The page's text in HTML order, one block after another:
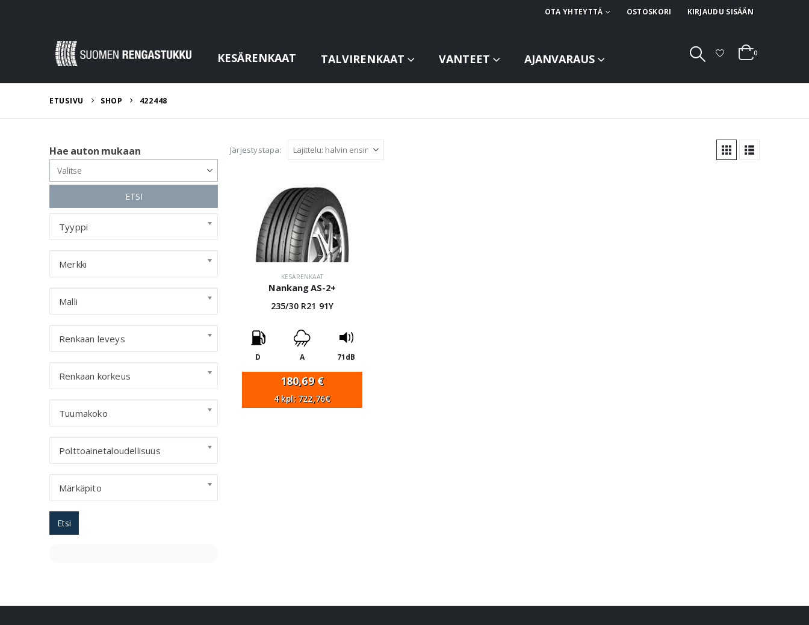
OTA YHTEYTTÄ OSTOSKORI KIRJAUDU SISÄÄN
KESÄRENKAAT TALVIRENKAAT VANTEET AJANVARAUS 0
ETUSIVU SHOP 422448
Järjestystapa:
KESÄRENKAAT
Nankang AS-2+
235/30 R21 91Y
D A 71dB
180,69 €
4 kpl: 722,76€
Hae auton mukaan
ETSI
Tyyppi
Merkki
Malli
Renkaan leveys
Renkaan korkeus
Tuumakoko
Polttoainetaloudellisuus
Märkäpito
Etsi